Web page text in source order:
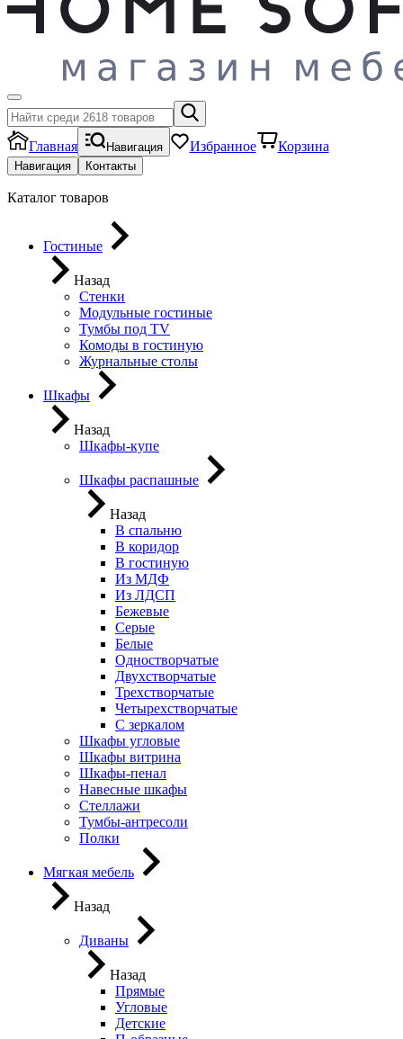
Главная Навигация Избранное Корзина
Навигация Контакты
Каталог товаров
Гостиные
Назад
Стенки
Модульные гостиные
Тумбы под ТV
Комоды в гостиную
Журнальные столы
Шкафы
Назад
Шкафы-купе
Шкафы распашные
Назад
В спальню
В коридор
В гостиную
Из МДФ
Из ЛДСП
Бежевые
Серые
Белые
Одностворчатые
Двухстворчатые
Трехстворчатые
Четырехстворчатые
С зеркалом
Шкафы угловые
Шкафы витрина
Шкафы-пенал
Навесные шкафы
Стеллажи
Тумбы-антресоли
Полки
Мягкая мебель
Назад
Диваны
Назад
Прямые
Угловые
Детские